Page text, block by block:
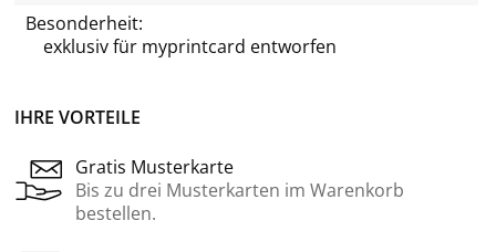
IHRE VORTEILE
Gratis Musterkarte
Bis zu drei Musterkarten im Warenkorb
bestellen.
Besonderheit:
exklusiv für myprintcard entworfen